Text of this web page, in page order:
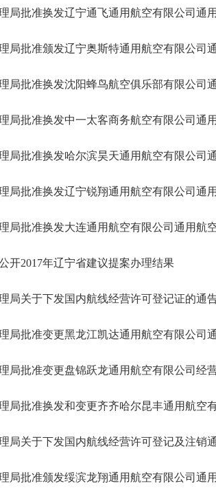
局批准换发辽宁通飞通用航空有限公司通
局批准颁发辽宁奥斯特通用航空有限公司
局批准换发沈阳蜂鸟航空俱乐部有限公司
局批准换发中一太客商务航空有限公司通
局批准换发哈尔滨昊天通用航空有限公司
局批准换发辽宁锐翔通用航空有限公司通
局批准换发大连通用航空有限公司通用航
开2017年辽宁省建议提案办理结果
局关于下发国内航线经营许可登记证的通
局批准变更黑龙江凯达通用航空有限公司
局批准变更盘锦跃龙通用航空有限公司经
局批准换发和变更齐齐哈尔昆丰通用航空
局关于下发国内航线经营许可登记及注销
局批准颁发绥滨龙翔通用航空有限公司通